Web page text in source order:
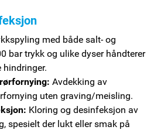
med både salt- og
bar trykk og ulike dyser håndterer
hindringer.
Avdekking av
uten graving/meisling.
Kloring og desinfeksjon av
spesielt der lukt eller smak på